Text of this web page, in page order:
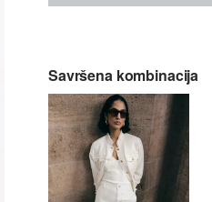
Savršena kombinacija